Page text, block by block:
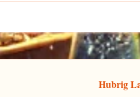
Hubrig